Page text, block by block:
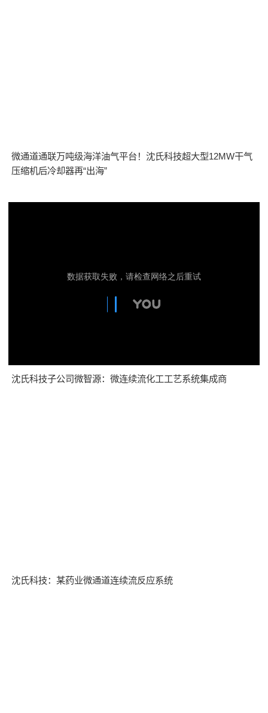
微通道通联万吨级海洋油气平台！沈氏科技超大型12MW干气
压缩机后冷却器再“出海”
沈氏科技子公司微智源：微连续流化工工艺系统集成商
沈氏科技：某药业微通道连续流反应系统